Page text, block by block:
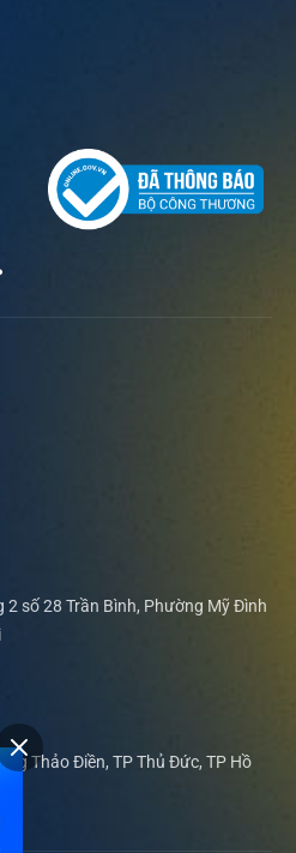
2 số 28 Trần Bình, Phường Mỹ Đình
Thảo Điền, TP Thủ Đức, TP Hồ